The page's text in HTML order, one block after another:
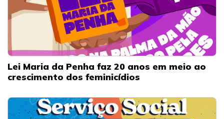
Lei Maria da Penha faz 20 anos em meio ao
crescimento dos feminicídios